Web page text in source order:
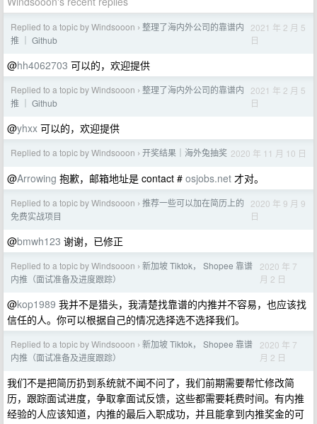
Replied to a topic by Windsooon › 整理了海内外公司的靠谱内
推 ｜ Github
2021 年 2 月 5
日
@hh4062703 可以的，欢迎提供
Replied to a topic by Windsooon › 整理了海内外公司的靠谱内
推 ｜ Github
2021 年 2 月 5
日
@yhxx 可以的，欢迎提供
Replied to a topic by Windsooon › 开奖结果｜海外兔抽奖 2020 年 11 月 10 日
@Arrowing 抱歉，邮箱地址是 contact # osjobs.net 才对。
Replied to a topic by Windsooon › 推荐一些可以加在简历上的
免费实战项目
2020 年 9 月 9
日
@bmwh123 谢谢，已修正
Replied to a topic by Windsooon › 新加坡 Tiktok， Shopee 靠谱
内推（面试准备及进度跟踪）
2020 年 7
月 2 日
@kop1989 我并不是猎头，我清楚找靠谱的内推并不容易，也应该找
信任的人。你可以根据自己的情况选择选不选择我们。
Replied to a topic by Windsooon › 新加坡 Tiktok， Shopee 靠谱
内推（面试准备及进度跟踪）
2020 年 7
月 2 日
我们不是把简历扔到系统就不闻不问了，我们前期需要帮忙修改简
历，跟踪面试进度，争取拿面试反馈，这些都需要耗费时间。有内推
经验的人应该知道，内推的最后入职成功，并且能拿到内推奖金的可